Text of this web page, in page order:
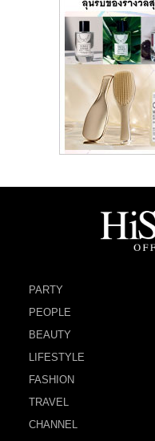
PARTY
PEOPLE
BEAUTY
LIFESTYLE
FASHION
TRAVEL
CHANNEL